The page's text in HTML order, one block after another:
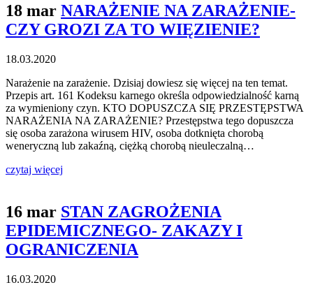
18 mar NARAŻENIE NA ZARAŻENIE-
CZY GROZI ZA TO WIĘZIENIE?
18.03.2020
Narażenie na zarażenie. Dzisiaj dowiesz się więcej na ten temat.
Przepis art. 161 Kodeksu karnego określa odpowiedzialność karną
za wymieniony czyn. KTO DOPUSZCZA SIĘ PRZESTĘPSTWA
NARAŻENIA NA ZARAŻENIE? Przestępstwa tego dopuszcza
się osoba zarażona wirusem HIV, osoba dotknięta chorobą
weneryczną lub zakaźną, ciężką chorobą nieuleczalną…
czytaj więcej
16 mar STAN ZAGROŻENIA
EPIDEMICZNEGO- ZAKAZY I
OGRANICZENIA
16.03.2020